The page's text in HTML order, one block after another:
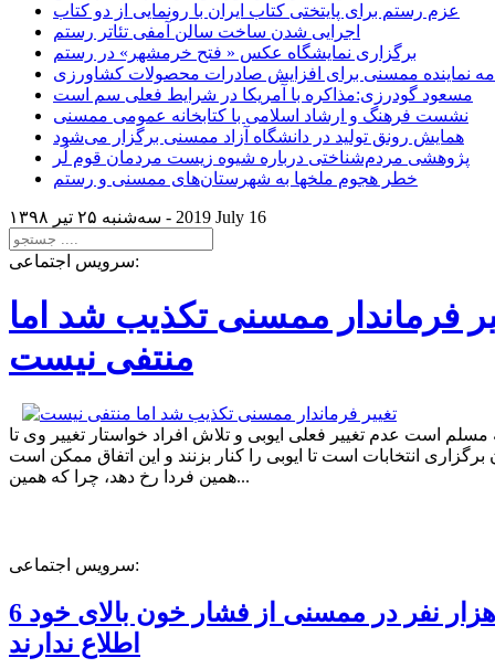
عزم رستم برای پایتختی کتاب ایران با رونمایی از دو کتاب
اجرایی شدن ساخت سالن آمفی تئاتر رستم
برگزاری نمایشگاه عکس « فتح خرمشهر» در رستم
نماینده ممسنی برای افزایش صادرات محصولات کشاورزی
مسعود گودرزی:مذاکره با آمریکا در شرایط فعلی سم است
نشست فرهنگ و ارشاد اسلامی با کتابخانه عمومی ممسنی
همایش رونق تولید در دانشگاه آزاد ممسنی برگزار می‌شود
پژوهشی مردم‌شناختی درباره شیوه زیست مردمان قوم لُر
خطر هجوم ملخها به شهرستان‌های ممسنی و رستم
سه‌شنبه ۲۵ تير ۱۳۹۸ - 2019 July 16
سرویس اجتماعی:
فرماندار ممسنی تکذیب شد اما
منتفی نیست
مسلم است عدم تغییر فعلی ایوبی و تلاش افراد خواستار تغییر وی تا
برگزاری انتخابات است تا ایوبی را کنار بزنند و این اتفاق ممکن است
همین فردا رخ دهد، چرا که همین...
سرویس اجتماعی:
6 هزار نفر در ممسنی از فشار خون بالای خود
اطلاع ندارند